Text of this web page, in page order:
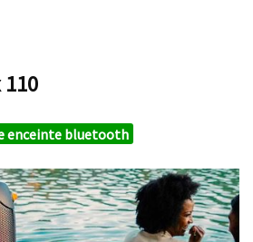
110
enceinte bluetooth